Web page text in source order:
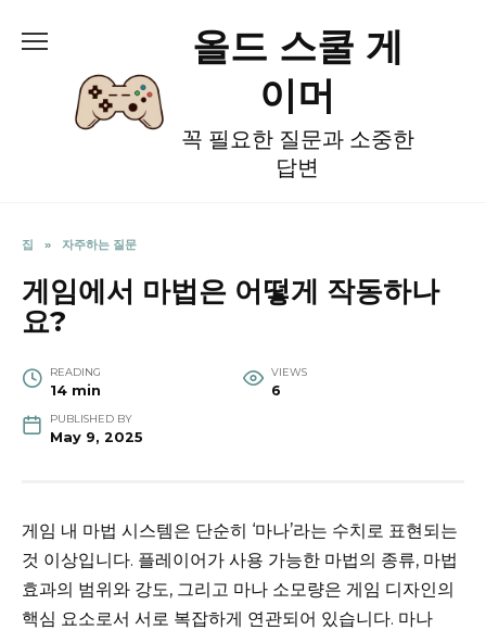
올드 스쿨 게
이머
꼭 필요한 질문과 소중한
답변
집 » 자주하는 질문
게임에서 마법은 어떻게 작동하나
요?
READING
14 min
VIEWS
6
PUBLISHED BY
May 9, 2025
게임 내 마법 시스템은 단순히 ‘마나’라는 수치로 표현되는
것 이상입니다. 플레이어가 사용 가능한 마법의 종류, 마법
효과의 범위와 강도, 그리고 마나 소모량은 게임 디자인의
핵심 요소로서 서로 복잡하게 연관되어 있습니다. 마나